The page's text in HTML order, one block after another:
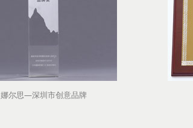
娜尔思—深圳市创意品牌